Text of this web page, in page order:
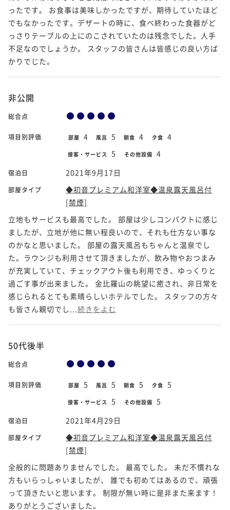
ったです。 お食事は美味しかったですが、期待していたほど
でもなかったです。デザートの時に、食べ終わった食器がど
っさりテーブルの上にのこされていたのは残念でした。人手
不足なのでしょうか。 スタッフの皆さんは皆感じの良い方ば
かりでじた。
非公開
総合点
項目別評価 部屋 4 風呂 5 朝食 4 夕食 4
接客・サービス 5 その他設備 4
宿泊日 2021年9月17日
部屋タイプ
◆初音プレミアム和洋室◆温泉露天風呂付
[禁煙]
立地もサービスも最高でした。 部屋は少しコンパクトに感じ
ましたが、立地が他に無い程良いので、それも仕方ない事な
のかなと思いました。 部屋の露天風呂もちゃんと温泉でし
た。ラウンジも利用させて頂きましたが、飲み物やおつまみ
が充実していて、チェックアウト後も利用でき、ゆっくりと
過ごす事が出来ました。 金比羅山の眺望に癒され、非日常を
感じられるとても素晴らしいホテルでした。 スタッフの方々
も皆さん親切でし... 続きをよむ
50代後半
総合点
項目別評価 部屋 5 風呂 5 朝食 5 夕食 5
接客・サービス 5 その他設備 5
宿泊日 2021年4月29日
部屋タイプ
◆初音プレミアム和洋室◆温泉露天風呂付
[禁煙]
全般的に問題ありませんでした。 最高でした。 未だ不慣れな
方もいらっしゃいましたが、 誰でも初めてはあるので、頑張
って頂きたいと思います。 制限が無い時に是非また来ます！
ありがとうございました。